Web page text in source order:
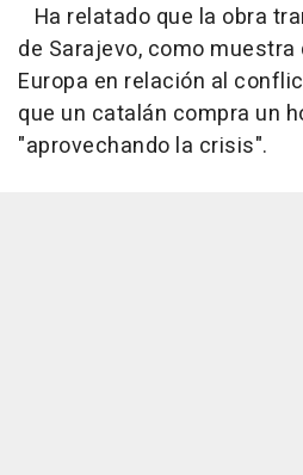
Ha relatado que la obra
de Sarajevo, como
Europa en relación al
que un catalán compra un
"aprovechando la crisis".